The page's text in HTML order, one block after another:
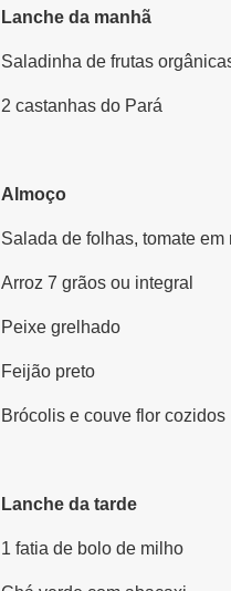
Lanche da manhã
Saladinha de frutas
2 castanhas do Pará
Almoço
Salada de folhas, tomate
Arroz 7 grãos ou integral
Peixe grelhado
Feijão preto
Brócolis e couve flor cozidos
Lanche da tarde
1 fatia de bolo de milho